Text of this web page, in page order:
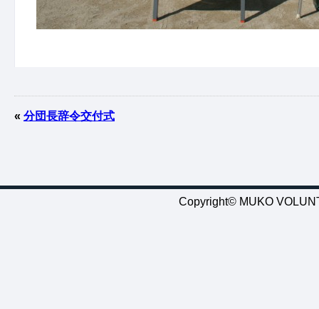
« 分団長辞令交付式
Copyright© MUKO